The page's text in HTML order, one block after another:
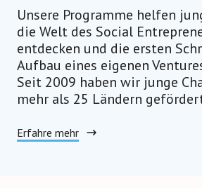
Unsere Programme helfen
die Welt des Social
entdecken und die ersten
Aufbau eines eigenen
Seit 2009 haben wir junge
mehr als 25 Ländern
Erfahre mehr